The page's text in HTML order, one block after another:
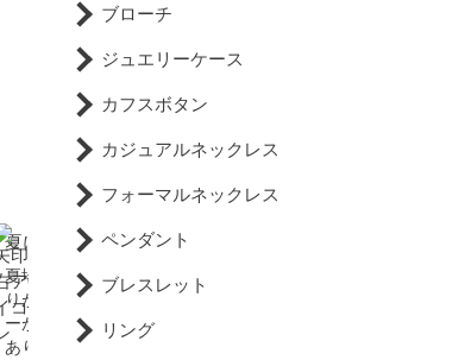
夏に真珠をつけない理由
夏場は服装がシンプルにな
りがちなため、アクセサリ
ーが活かしやすい時期でも
あります。もちろん真珠の
ブローチ
ジュエリーケース
カフスボタン
カジュアルネックレス
フォーマルネックレス
ペンダント
ブレスレット
リング